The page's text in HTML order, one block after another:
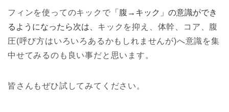
フィンを使ってのキックで 「腹→キック」の意識ができ
るようになったら次は、 キックを抑え、体幹、コア、腹
圧(呼び方はいろいろあるかもしれませんが)へ意識を集
中せてみるのも良い事だと思います。
皆さんもぜひ試してみてください。